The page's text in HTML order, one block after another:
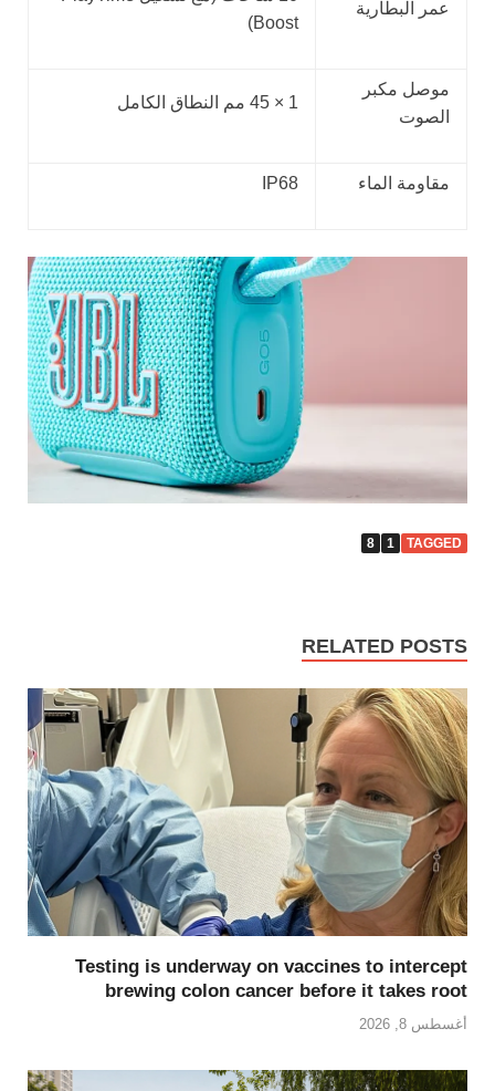
عمر البطارية
Boost)
موصل مكبر
الصوت
1 × 45 مم النطاق الكامل
مقاومة الماء IP68
TAGGED
1
8
RELATED POSTS
Testing is underway on vaccines to intercept
brewing colon cancer before it takes root
أغسطس 8, 2026